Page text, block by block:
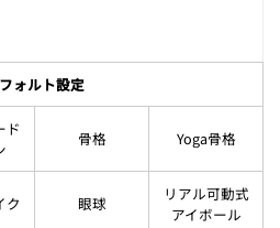
ォルト設定
ド
骨格 Yoga骨格
ク 眼球
リアル可動式
アイボール